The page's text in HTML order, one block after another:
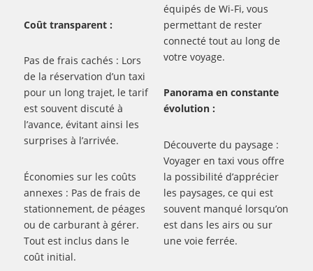
Coût transparent :
Pas de frais cachés : Lors
de la réservation d’un taxi
pour un long trajet, le tarif
est souvent discuté à
l’avance, évitant ainsi les
surprises à l’arrivée.
Économies sur les coûts
annexes : Pas de frais de
stationnement, de péages
ou de carburant à gérer.
Tout est inclus dans le
coût initial.
équipés de Wi-Fi, vous
permettant de rester
connecté tout au long de
votre voyage.
Panorama en constante
évolution :
Découverte du paysage :
Voyager en taxi vous offre
la possibilité d’apprécier
les paysages, ce qui est
souvent manqué lorsqu’on
est dans les airs ou sur
une voie ferrée.